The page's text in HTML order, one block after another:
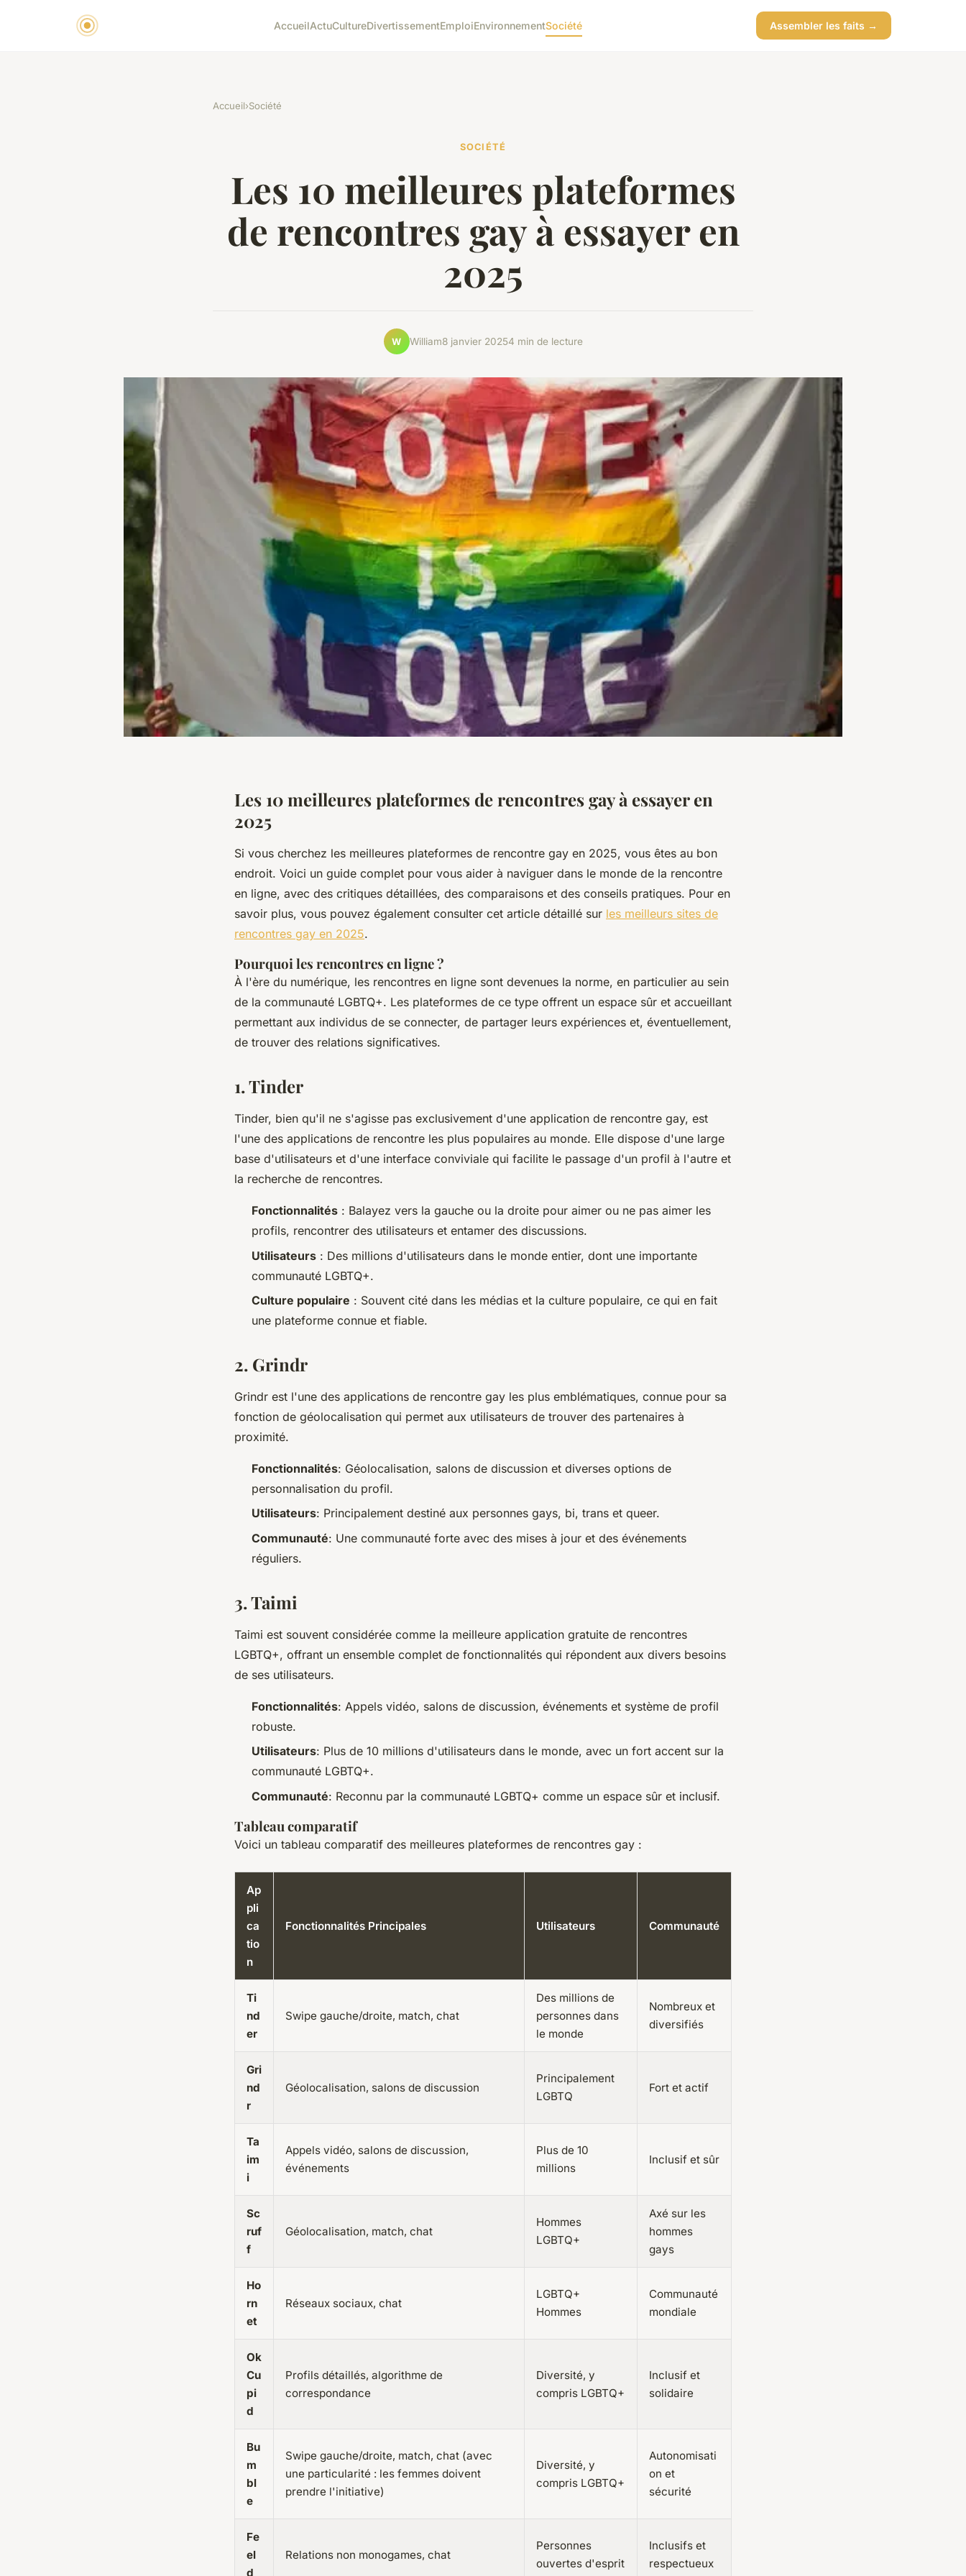
AccueilActuCultureDivertissementEmploiEnvironnementSociété Assembler les faits →
Accueil›Société
SOCIÉTÉ
Les 10 meilleures plateformes
de rencontres gay à essayer en
2025
W William8 janvier 20254 min de lecture
Les 10 meilleures plateformes de rencontres gay à essayer en
2025
Si vous cherchez les meilleures plateformes de rencontre gay en 2025, vous êtes au bon
endroit. Voici un guide complet pour vous aider à naviguer dans le monde de la rencontre
en ligne, avec des critiques détaillées, des comparaisons et des conseils pratiques. Pour en
savoir plus, vous pouvez également consulter cet article détaillé sur les meilleurs sites de
rencontres gay en 2025.
Pourquoi les rencontres en ligne ?
À l'ère du numérique, les rencontres en ligne sont devenues la norme, en particulier au sein
de la communauté LGBTQ+. Les plateformes de ce type offrent un espace sûr et accueillant
permettant aux individus de se connecter, de partager leurs expériences et, éventuellement,
de trouver des relations significatives.
1.Tinder
Tinder, bien qu'il ne s'agisse pas exclusivement d'une application de rencontre gay, est
l'une des applications de rencontre les plus populaires au monde. Elle dispose d'une large
base d'utilisateurs et d'une interface conviviale qui facilite le passage d'un profil à l'autre et
la recherche de rencontres.
Fonctionnalités : Balayez vers la gauche ou la droite pour aimer ou ne pas aimer les
profils, rencontrer des utilisateurs et entamer des discussions.
Utilisateurs : Des millions d'utilisateurs dans le monde entier, dont une importante
communauté LGBTQ+.
Culture populaire : Souvent cité dans les médias et la culture populaire, ce qui en fait
une plateforme connue et fiable.
2. Grindr
Grindr est l'une des applications de rencontre gay les plus emblématiques, connue pour sa
fonction de géolocalisation qui permet aux utilisateurs de trouver des partenaires à
proximité.
Fonctionnalités: Géolocalisation, salons de discussion et diverses options de
personnalisation du profil.
Utilisateurs: Principalement destiné aux personnes gays, bi, trans et queer.
Communauté: Une communauté forte avec des mises à jour et des événements
réguliers.
3.Taimi
Taimi est souvent considérée comme la meilleure application gratuite de rencontres
LGBTQ+, offrant un ensemble complet de fonctionnalités qui répondent aux divers besoins
de ses utilisateurs.
Fonctionnalités: Appels vidéo, salons de discussion, événements et système de profil
robuste.
Utilisateurs: Plus de 10 millions d'utilisateurs dans le monde, avec un fort accent sur la
communauté LGBTQ+.
Communauté: Reconnu par la communauté LGBTQ+ comme un espace sûr et inclusif.
Tableau comparatif
Voici un tableau comparatif des meilleures plateformes de rencontres gay :
Ap
pli
ca
tio
n
Fonctionnalités Principales Utilisateurs Communauté
Ti
nd
er
Swipe gauche/droite, match, chat
Des millions de
personnes dans
le monde
Nombreux et
diversifiés
Gri
nd
r
Géolocalisation, salons de discussion
Principalement
LGBTQ
Fort et actif
Ta
im
i
Appels vidéo, salons de discussion,
événements
Plus de 10
millions
Inclusif et sûr
Sc
ruf
f
Géolocalisation, match, chat
Hommes
LGBTQ+
Axé sur les
hommes
gays
Ho
rn
et
Réseaux sociaux, chat
LGBTQ+
Hommes
Communauté
mondiale
Ok
Cu
pi
d
Profils détaillés, algorithme de
correspondance
Diversité, y
compris LGBTQ+
Inclusif et
solidaire
Bu
m
bl
e
Swipe gauche/droite, match, chat (avec
une particularité : les femmes doivent
prendre l'initiative)
Diversité, y
compris LGBTQ+
Autonomisati
on et
sécurité
Fe
el
d
Relations non monogames, chat
Personnes
ouvertes d'esprit
Inclusifs et
respectueux